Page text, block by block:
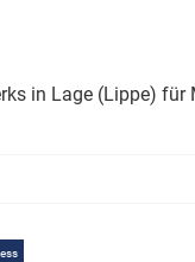
in Lage (Lippe)